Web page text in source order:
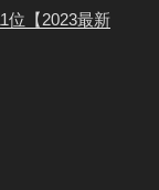
位【2023最新